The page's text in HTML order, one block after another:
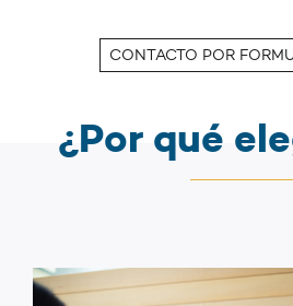
CONTACTO POR
¿Por qué